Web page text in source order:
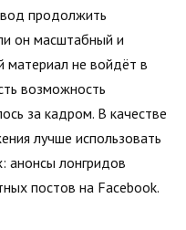
продолжить
он масштабный и
материал не войдёт в
возможность
за кадром. В качестве
лучше использовать
анонсы лонгридов
постов на Facebook.